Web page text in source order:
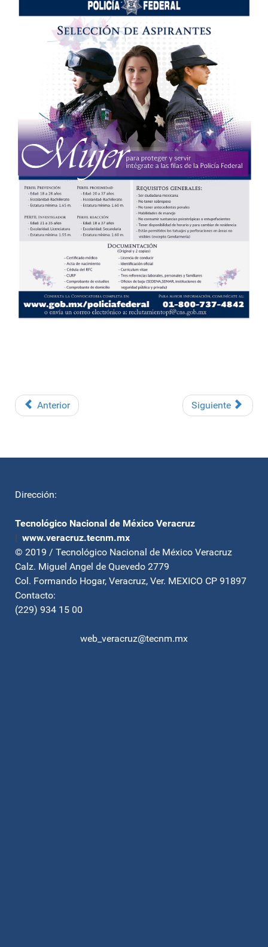
Anterior Siguiente
Dirección:
Tecnológico Nacional de México Veracruz
| www.veracruz.tecnm.mx
© 2019 / Tecnológico Nacional de México Veracruz
Calz. Miguel Angel de Quevedo 2779
Col. Formando Hogar, Veracruz, Ver. MEXICO CP 91897
Contacto:
(229) 934 15 00
web_veracruz@tecnm.mx